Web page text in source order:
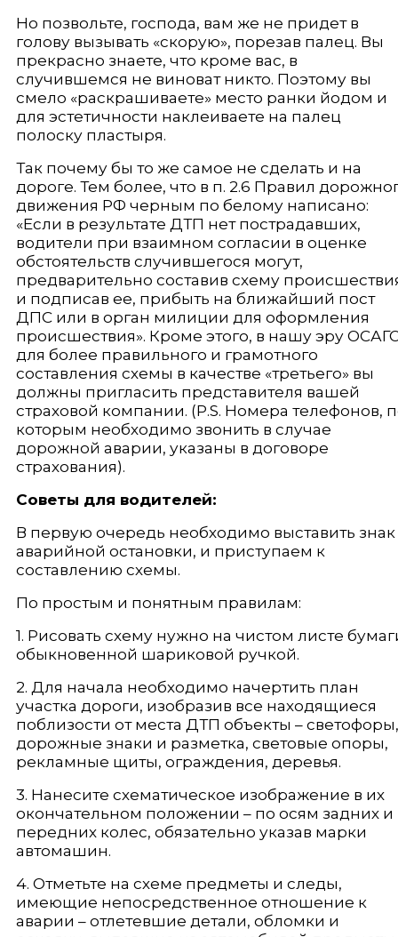
Но позвольте, господа, вам же не придет в
голову вызывать «скорую», порезав палец. Вы
прекрасно знаете, что кроме вас, в
случившемся не виноват никто. Поэтому вы
смело «раскрашиваете» место ранки йодом и
для эстетичности наклеиваете на палец
полоску пластыря.
Так почему бы то же самое не сделать и на
дороге. Тем более, что в п. 2.6 Правил
движения РФ черным по белому написано:
«Если в результате ДТП нет пострадавших,
водители при взаимном согласии в оценке
обстоятельств случившегося могут,
предварительно составив схему
и подписав ее, прибыть на ближайший пост
ДПС или в орган милиции для оформления
происшествия». Кроме этого, в нашу эру
для более правильного и грамотного
составления схемы в качестве «третьего» вы
должны пригласить представителя вашей
страховой компании. (P.S. Номера телефонов,
которым необходимо звонить в случае
дорожной аварии, указаны в договоре
страхования).
Советы для водителей:
В первую очередь необходимо выставить знак
аварийной остановки, и приступаем к
составлению схемы.
По простым и понятным правилам:
1. Рисовать схему нужно на чистом листе
обыкновенной шариковой ручкой.
2. Для начала необходимо начертить план
участка дороги, изобразив все находящиеся
поблизости от места ДТП объекты – светофоры,
дорожные знаки и разметка, световые опоры,
рекламные щиты, ограждения, деревья.
3. Нанесите схематическое изображение в их
окончательном положении – по осям задних и
передних колес, обязательно указав марки
автомашин.
4. Отметьте на схеме предметы и следы,
имеющие непосредственное отношение к
аварии – отлетевшие детали, обломки и